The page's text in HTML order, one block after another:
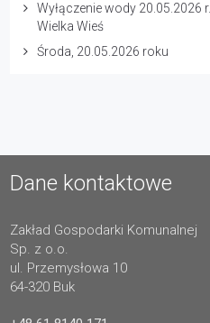
Wyłączenie wody 20.05.2026 r.
Wielka Wieś
Środa, 20.05.2026 roku
Dane kontaktowe
Zakład Gospodarki Komunalnej
Sp. z o.o.
ul. Przemysłowa 10
64-320 Buk